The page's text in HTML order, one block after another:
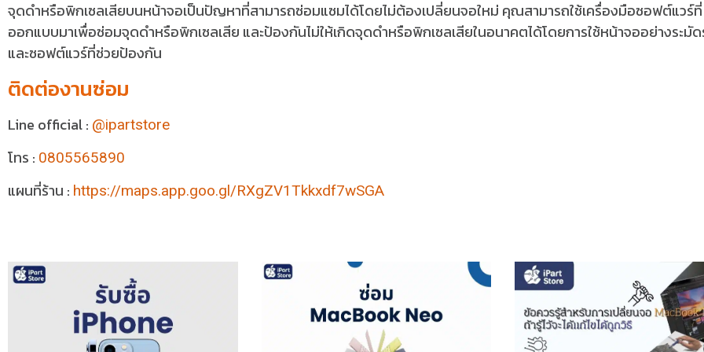
จุดดำหรือพิกเซลเสียบนหน้าจอเป็นปัญหาที่สามารถซ่อมแซมได้โดยไม่ต้องเปลี่ยนจอใหม่ คุณสามารถใช้เครื่องมือซอฟต์แวร์ที่
ออกแบบมาเพื่อซ่อมจุดดำหรือพิกเซลเสีย และป้องกันไม่ให้เกิดจุดดำหรือพิกเซลเสียในอนาคตได้โดยการใช้หน้าจออย่างระมัด
และซอฟต์แวร์ที่ช่วยป้องกัน
ติดต่องานซ่อม
Line official : @ipartstore
โทร : 0805565890
แผนที่ร้าน : https://maps.app.goo.gl/RXgZV1Tkkxdf7wSGA